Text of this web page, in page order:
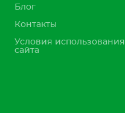
Блог
Контакты
Условия использования
сайта